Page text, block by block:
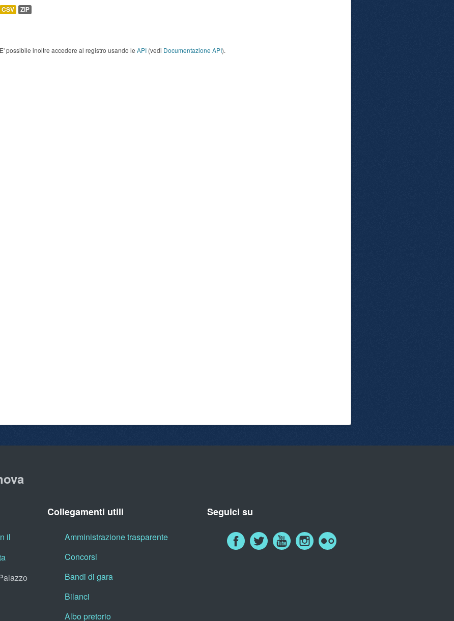
CSV ZIP
E' possibile inoltre accedere al registro usando le API (vedi Documentazione API).
il
Collegamenti utili
Amministrazione trasparente
Concorsi
Bandi di gara
Bilanci
Albo pretorio
Seguici su